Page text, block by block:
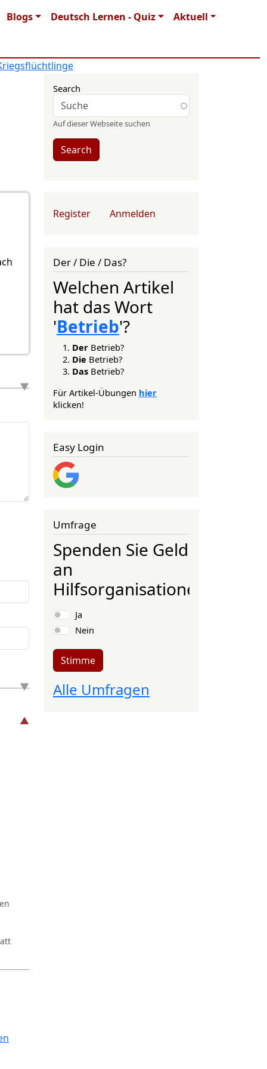
Blogs Deutsch Lernen - Quiz Aktuell
Search
Auf dieser Webseite suchen
Search
User account menu
Register Anmelden
Der / Die / Das?
Welchen Artikel
hat das Wort
'Betrieb'?
Der Betrieb?
Die Betrieb?
Das Betrieb?
Für Artikel-Übungen hier
klicken!
Easy Login
Umfrage
Spenden Sie Geld
an
Hilfsorganisationen?
Auswahlmöglichkeiten
Ja
Nein
Stimme
Alle Umfragen